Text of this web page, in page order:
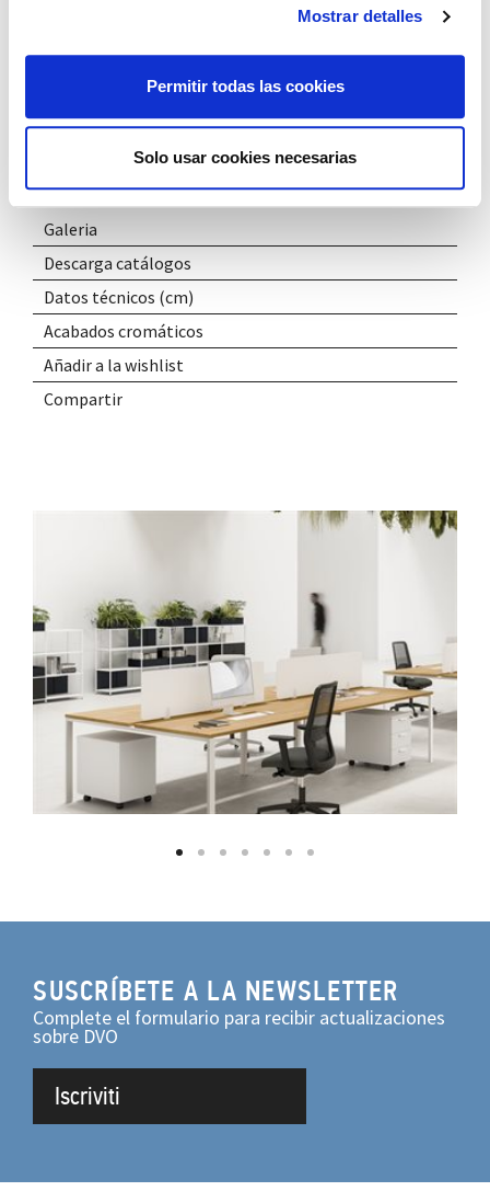
Mostrar detalles
Permitir todas las cookies
Solo usar cookies necesarias
Una propuesta versátil y coherente para diseñar
espacios de trabajo funcionales, evolutivos y
armoniosos.
Galeria
Descarga catálogos
Datos técnicos (cm)
Acabados cromáticos
Añadir a la wishlist
Compartir
SUSCRÍBETE A LA NEWSLETTER
Complete el formulario para recibir actualizaciones
sobre DVO
Iscriviti